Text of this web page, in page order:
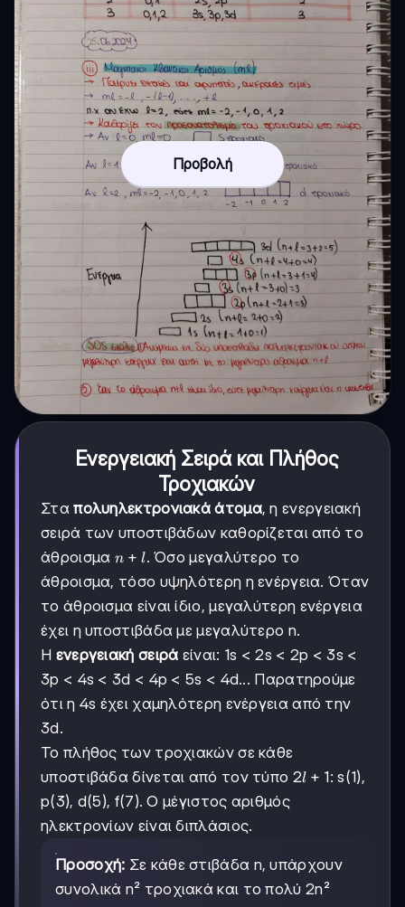
Προβολή
Ενεργειακή Σειρά και Πλήθος
Τροχιακών
Σταπολυηλεκτρονιακά άτομα, η ενεργειακή
σειρά των υποστιβάδων καθορίζεται από το
άθροισμα n+l
n + l. Όσο μεγαλύτερο το
άθροισμα, τόσο υψηλότερη η ενέργεια. Όταν
το άθροισμα είναι ίδιο, μεγαλύτερη ενέργεια
έχει η υποστιβάδα με μεγαλύτερο n.
Η ενεργειακή σειρά είναι: 1s < 2s < 2p < 3s <
3p < 4s < 3d < 4p < 5s < 4d... Παρατηρούμε
ότι η 4s έχει χαμηλότερη ενέργεια από την
3d.
Το πλήθος των τροχιακών σε κάθε
υποστιβάδα δίνεται από τον τύπο 2l+1
2l + 1: s(1),
p(3), d(5), f(7). Ο μέγιστος αριθμός
ηλεκτρονίων είναι διπλάσιος.
Προσοχή: Σε κάθε στιβάδα n, υπάρχουν
συνολικά n² τροχιακά και το πολύ 2n²